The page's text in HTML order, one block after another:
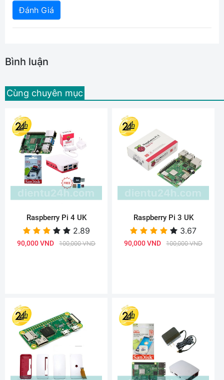
Đánh Giá
Bình luận
Cùng chuyên mục
Raspberry Pi 4 UK
2.89
90,000 VND 100,000 VND
Raspberry Pi 3 UK
3.67
90,000 VND 100,000 VND